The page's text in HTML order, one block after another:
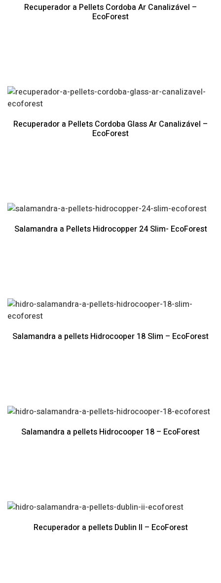
Recuperador a Pellets Cordoba Ar Canalizável –
EcoForest
Recuperador a Pellets Cordoba Glass Ar Canalizável –
EcoForest
Salamandra a Pellets Hidrocopper 24 Slim- EcoForest
Salamandra a pellets Hidrocooper 18 Slim – EcoForest
Salamandra a pellets Hidrocooper 18 – EcoForest
Recuperador a pellets Dublin II – EcoForest